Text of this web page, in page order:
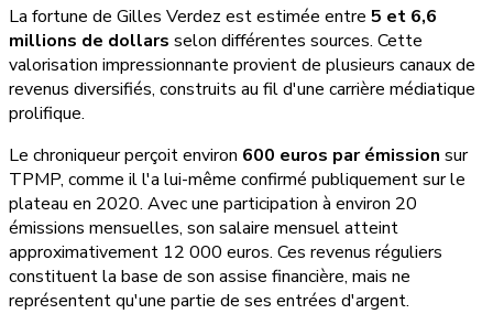
La fortune de Gilles Verdez est estimée entre 5 et 6,6
millions de dollars selon différentes sources. Cette
valorisation impressionnante provient de plusieurs canaux de
revenus diversifiés, construits au fil d'une carrière médiatique
prolifique.
Le chroniqueur perçoit environ 600 euros par émission sur
TPMP, comme il l'a lui-même confirmé publiquement sur le
plateau en 2020. Avec une participation à environ 20
émissions mensuelles, son salaire mensuel atteint
approximativement 12 000 euros. Ces revenus réguliers
constituent la base de son assise financière, mais ne
représentent qu'une partie de ses entrées d'argent.